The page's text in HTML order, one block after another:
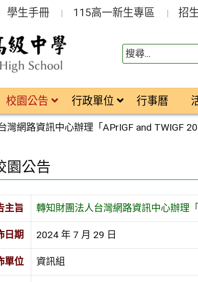
學生手冊 115高一新生專區 招
校園公告 行政單位 行事曆
灣網路資訊中心辦理「APrIGF and TWIGF
園公告
主旨 轉知財團法人台灣網路資訊中心辦理
日期 2024 年 7 月 29 日
單位 資訊組